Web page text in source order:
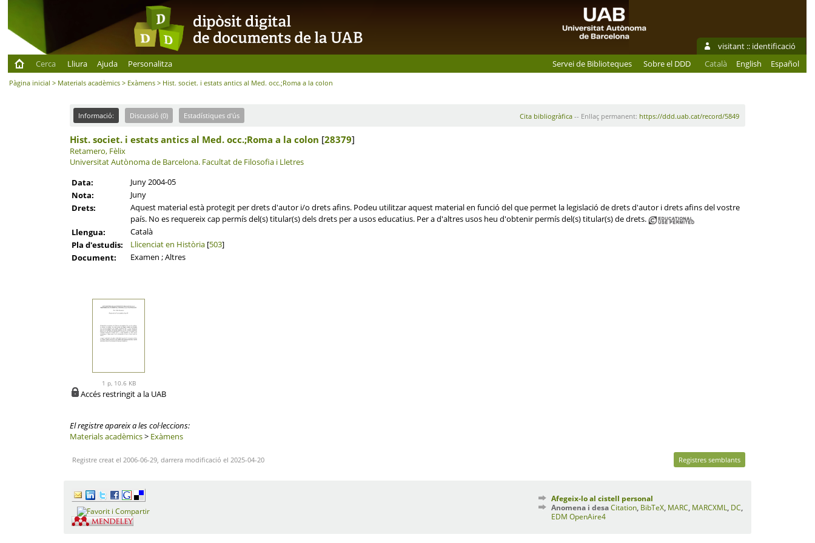
visitant :: identificació
Cerca
Lliura Ajuda Personalitza Servei de Biblioteques Sobre el DDD Català English Español
Pàgina inicial > Materials acadèmics > Exàmens > Hist. societ. i estats antics al Med. occ.;Roma a la colon
Informació: Discussió (0) Estadístiques d'ús Cita bibliogràfica-- Enllaç permanent: https://ddd.uab.cat/record/5849
Hist. societ. i estats antics al Med. occ.;Roma a la colon [28379]
Retamero, Fèlix
Universitat Autònoma de Barcelona. Facultat de Filosofia i Lletres
Data:
Juny 2004-05
Nota:
Juny
Drets:
Aquest material està protegit per drets d'autor i/o drets afins. Podeu utilitzar aquest material en funció del que permet la legislació de drets d'autor i drets afins del vostre
país. No es requereix cap permís del(s) titular(s) dels drets per a usos educatius. Per a d'altres usos heu d'obtenir permís del(s) titular(s) de drets.
Llengua:
Català
Pla d'estudis:
Llicenciat en Història[503]
Document:
Examen ; Altres
1 p, 10.6 KB
Accés restringit a la UAB
El registre apareix a les col·leccions:
Materials acadèmics> Exàmens
Registre creat el 2006-06-29, darrera modificació el 2025-04-20 Registres semblants
Afegeix-lo al cistell personal
Anomena i desaCitation BibTeX MARC MARCXML DC
EDM OpenAire4